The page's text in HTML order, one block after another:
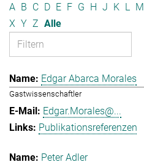
A B C D E F G H J K L M
X Y Z Alle
Edgar Abarca Morales
Gastwissenschaftler
Edgar.Morales@...
Publikationsreferenzen
Peter Adler